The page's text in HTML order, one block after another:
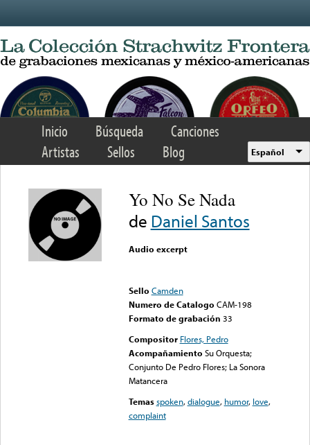
Inicio Búsqueda
Canciones
Artistas
Sellos Blog Español
Yo No Se Nada
de Daniel Santos
Audio excerpt
Sello Camden
Numero de Catalogo CAM-198
Formato de grabación 33
Compositor Flores, Pedro
Acompañamiento Su Orquesta;
Conjunto De Pedro Flores; La Sonora
Matancera
Temas spoken,dialogue, humor, love,
complaint